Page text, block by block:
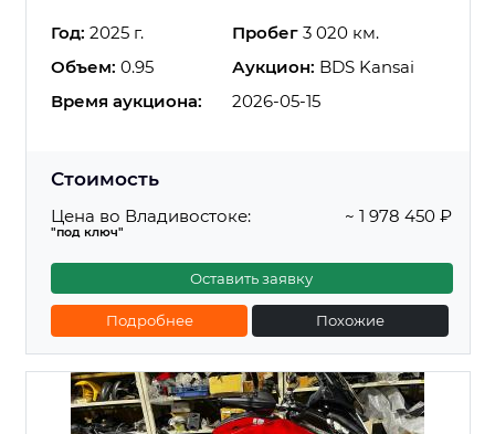
Год: 2025 г. Пробег 3 020 км.
Объем: 0.95 Аукцион: BDS Kansai
Время аукциона:
2026-05-15
Стоимость
Цена во Владивостоке:
"под ключ"
~ 1 978 450 ₽
Оставить заявку
Подробнее Похожие